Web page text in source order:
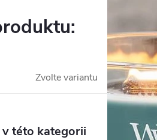
Zvolte variantu
této kategorii